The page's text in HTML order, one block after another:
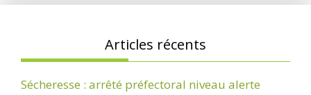
Articles récents
Sécheresse : arrêté préfectoral niveau alerte